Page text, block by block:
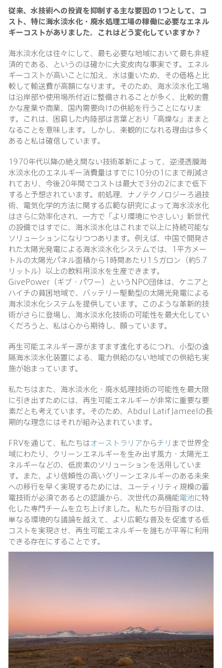
従来、水技術への投資を抑制する主な要因の1つとして、コ
スト、特に海水淡水化・廃水処理工場の稼働に必要なエネル
ギーコストがありました。これはどう変化していますか？
海水淡水化は往々にして、最も必要な地域において最も非経
済的である、というのは確かに大変皮肉な事実です。エネル
ギーコストが高いことに加え、水は重いため、その価格と比
較して輸送費が高額になります。そのため、海水淡水化工場
は沿岸部や使用場所付近に整備されることが多く、比較的豊
かな産業や商業、国内需要向けの供給を行うことになりま
す。これは、困窮した内陸部は言葉どおり「高燥な」ままと
なることを意味します。しかし、楽観的になれる理由は多く
あると私は確信しています。
1970年代以降の絶え間ない技術革新によって、逆浸透膜海
水淡水化のエネルギー消費量はすでに10分の1にまで削減さ
れており、今後20年間でコストは最大で3分の2にまで低下
すると予想されています。前処理、ナノテクノロジーろ過技
術、電気化学的方法に関する広範な研究によって海水淡水化
はさらに効率化され、一方で「より環境にやさしい」新世代
の設備ではすでに、海水淡水化はこれまで以上に持続可能な
ソリューションになりつつあります。例えば、中国で開発さ
れた太陽光発電による海水淡水化システムでは、1平方メー
トルの太陽光パネル面積から1時間あたり1.5ガロン（約5.7
リットル）以上の飲料用淡水を生産できます。
GivePower（ギブ・パワー）というNPO団体は、ケニアと
ハイチの貧困地域で、バッテリー駆動型の太陽光発電による
海水淡水化システムを提供しています。このような革新的技
術がさらに登場し、海水淡水化技術の可能性を最大化してい
くだろうと、私は心から期待し、願っています。
再生可能エネルギー源がますます進化するにつれ、小型の遠
隔海水淡水化装置による、電力供給のない地域での供給も実
施が始まっています。
私たちはまた、海水淡水化・廃水処理技術の可能性を最大限
に引き出すためには、再生可能エネルギーが非常に重要な要
素だとも考えています。そのため、Abdul Latif Jameelの長
期的な理念にはそれが組み込まれています。
FRVを通じて、私たちはオーストラリアからチリ まで世界全
域にわたり、クリーンエネルギーを生み出す風力・太陽光エ
ネルギーなどの、低炭素のソリューションを活用していま
す。また、より信頼性の高いグリーンエネルギーのある未来
への移行を早く実現するためには、ユーティリティ規模の蓄
電技術が必須であるとの認識から、次世代の高機能電池に特
化した専門チームを立ち上げました。私たちが目指すのは、
単なる環境的な議論を越えて、より広範な普及を促進する低
コストを実現させ、再生可能エネルギーを誰もが平等に利用
できる存在にすることです。